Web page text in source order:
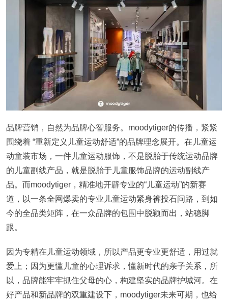
品牌营销，自然为品牌心智服务。moodytiger的传播，紧紧
围绕着 “重新定义儿童运动舒适”的品牌理念展开。在儿童运
动童装市场，一件儿童运动服饰，不是脱胎于传统运动品牌
的儿童副线产品，就是脱胎于儿童服饰品牌的运动副线产
品。而moodytiger，精准地开辟专业的“儿童运动”的新赛
道，以一条全网爆卖的专业儿童运动紧身裤投石问路，到如
今的全品类矩阵，在一众品牌的包围中脱颖而出，站稳脚
跟。
因为专精在儿童运动领域，所以产品更专业更舒适，用过就
爱上；因为更懂儿童的心理诉求，懂新时代的亲子关系，所
以，品牌能牢牢抓住父母的心，构建坚实的品牌护城河。在
好产品和新品牌的双重建设下，moodytiger未来可期，也给